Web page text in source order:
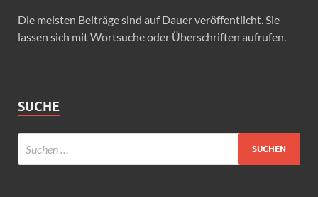
Die meisten Beiträge sind auf Dauer veröffentlicht. Sie
lassen sich mit Wortsuche oder Überschriften aufrufen.
SUCHE